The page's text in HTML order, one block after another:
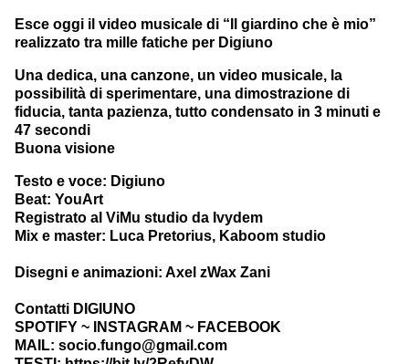
Esce oggi il video musicale di “Il giardino che è mio”
realizzato tra mille fatiche per Digiuno
Una dedica, una canzone, un video musicale, la
possibilità di sperimentare, una dimostrazione di
fiducia, tanta pazienza, tutto condensato in 3 minuti e
47 secondi
Buona visione
Testo e voce: Digiuno
Beat: YouArt
Registrato al ViMu studio da Ivydem
Mix e master: Luca Pretorius, Kaboom studio
Disegni e animazioni: Axel zWax Zani
Contatti DIGIUNO
SPOTIFY ~ INSTAGRAM ~ FACEBOOK
MAIL: socio.fungo@gmail.com